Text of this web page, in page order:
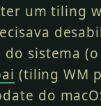
um tiling
sistema (o
(tiling WM
do